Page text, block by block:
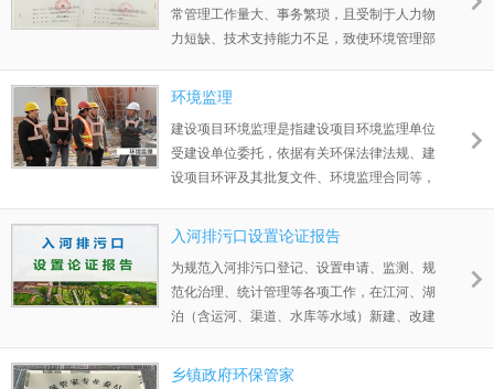
常管理工作量大、事务繁琐，且受制于人力物
力短缺、技术支持能力不足，致使环境管理部
象。同时，国家环境保护政策更新较快，学习
部门迫切需要专业的环保管家团队帮其解决。
环境监理
建设项目环境监理是指建设项目环境监理单位
受建设单位委托，依据有关环保法律法规、建
设项目环评及其批复文件、环境监理合同等，
服务，协助和指导建设单位全面落实建设项目
入河排污口设置论证报告
为规范入河排污口登记、设置申请、监测、规
范化治理、统计管理等各项工作，在江河、湖
泊（含运河、渠道、水库等水域）新建、改建
对水体的影响编制入河排污口设置论证报告。
乡镇政府环保管家